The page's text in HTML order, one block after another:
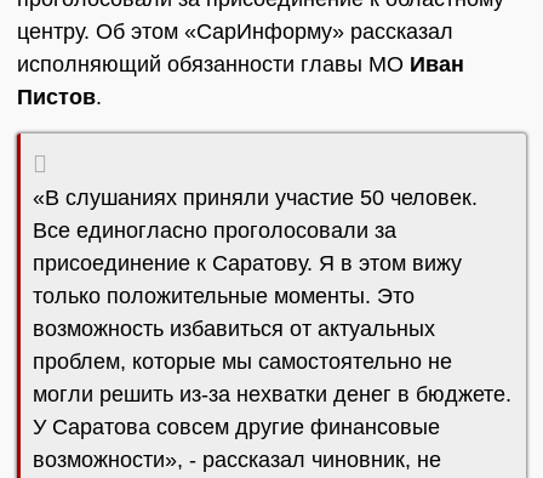
центру. Об этом «СарИнформу» рассказал
исполняющий обязанности главы МО Иван
Пистов.
«В слушаниях приняли участие 50 человек.
Все единогласно проголосовали за
присоединение к Саратову. Я в этом вижу
только положительные моменты. Это
возможность избавиться от актуальных
проблем, которые мы самостоятельно не
могли решить из-за нехватки денег в бюджете.
У Саратова совсем другие финансовые
возможности», - рассказал чиновник, не